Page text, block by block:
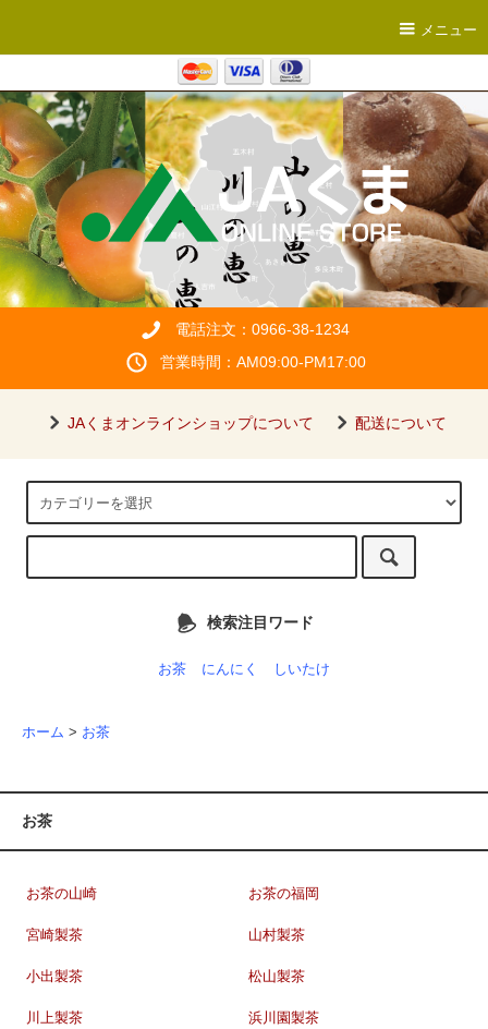
メニュー
電話注文：0966-38-1234
営業時間：AM09:00-PM17:00
JAくまオンラインショップについて 配送について
検索注目ワード
お茶 にんにく しいたけ
ホーム > お茶
お茶
お茶の山崎 お茶の福岡
宮崎製茶 山村製茶
小出製茶 松山製茶
川上製茶 浜川園製茶